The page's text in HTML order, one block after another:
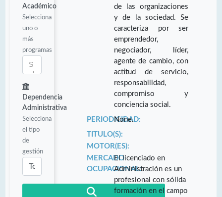
Académico
Selecciona
uno o
más
programas
Dependencia
Administrativa
Selecciona
el tipo
de
gestión
de las organizaciones
y de la sociedad. Se
caracteriza por ser
emprendedor,
negociador, líder,
agente de cambio, con
actitud de servicio,
responsabilidad,
compromiso y
conciencia social.
PERIODICIDAD:
None.
TITULO(S):
MOTOR(ES):
MERCADO
OCUPACIONAL:
El licenciado en
Administración es un
profesional con sólida
formación en el campo